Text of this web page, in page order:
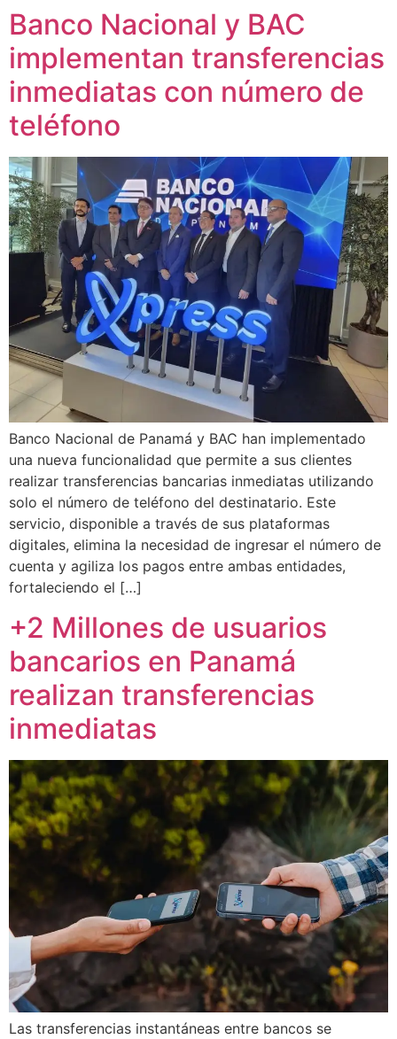
Banco Nacional y BAC
implementan transferencias
inmediatas con número de
teléfono
Banco Nacional de Panamá y BAC han implementado
una nueva funcionalidad que permite a sus clientes
realizar transferencias bancarias inmediatas utilizando
solo el número de teléfono del destinatario. Este
servicio, disponible a través de sus plataformas
digitales, elimina la necesidad de ingresar el número de
cuenta y agiliza los pagos entre ambas entidades,
fortaleciendo el […]
+2 Millones de usuarios
bancarios en Panamá
realizan transferencias
inmediatas
Las transferencias instantáneas entre bancos se